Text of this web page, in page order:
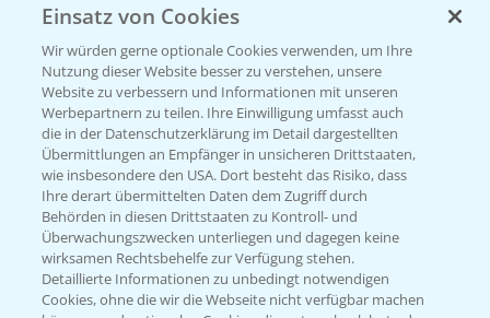
PRE - Chemikalien sicher entsorgen
Sammelstellen und Termine
Kontakt & Notfall
Beratung auf WhatsApp
T.+49 (0)174 346 564 1
Einsatz von Cookies
Wir würden gerne optionale Cookies verwenden, um Ihre
Nutzung dieser Website besser zu verstehen, unsere
Website zu verbessern und Informationen mit unseren
Werbepartnern zu teilen. Ihre Einwilligung umfasst auch
die in der Datenschutzerklärung im Detail dargestellten
Übermittlungen an Empfänger in unsicheren Drittstaaten,
wie insbesondere den USA. Dort besteht das Risiko, dass
Ihre derart übermittelten Daten dem Zugriff durch
Behörden in diesen Drittstaaten zu Kontroll- und
Überwachungszwecken unterliegen und dagegen keine
wirksamen Rechtsbehelfe zur Verfügung stehen.
Detaillierte Informationen zu unbedingt notwendigen
Cookies, ohne die wir die Webseite nicht verfügbar machen